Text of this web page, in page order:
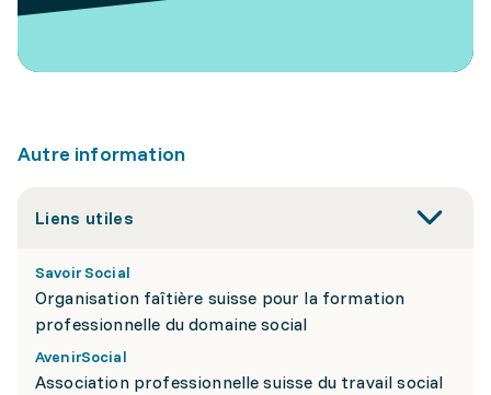
Autre information
Liens utiles
Savoir Social
Organisation faîtière suisse pour la formation
professionnelle du domaine social
AvenirSocial
Association professionnelle suisse du travail social